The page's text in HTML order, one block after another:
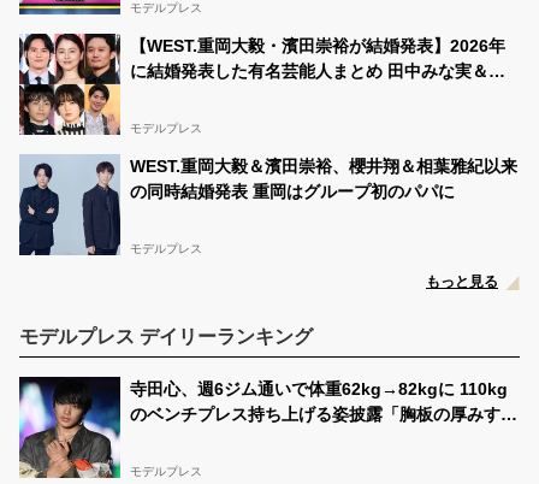
RT@yuna__5010: 前の投稿でRTしてくださった方ごめ
んなさい????????‍♀️ ハッシュタグが着いていなかったた
めまた1からになりまス、、！ またRTして下さると嬉し
いです???? 拡散もお願いします！#中一ミスコン #JCミ
スコン2021
ゆ な @yuna__5010
前の投稿でRTしてくださった方ごめんなさい????????‍♀️
ハッシュタグが着いていなかったためまた1からになりま
ス、、！ またRTして下さると嬉しいです???? 拡散もお
願いします！
https://t.co/MfV5ev6aQH
07/11 12:45:05
https://t.co/YEx5LakYKE
ゆ な @yuna__5010
07/11 09:54:47
ゆななさんに投票！
#中一ミスコン
https://t.co/YEx5LaCA9e
ゆ な @yuna__5010
モデルプレス
【WEST.重岡大毅・濱田崇裕が結婚発表】2026年
に結婚発表した有名芸能人まとめ 田中みな実＆亀
手ほか
モデルプレス
WEST.重岡大毅＆濱田崇裕、櫻井翔＆相葉雅紀以来
の同時結婚発表 重岡はグループ初のパパに
モデルプレス
もっと見る
モデルプレス デイリーランキング
寺田心、週6ジム通いで体重62kg→82kgに 110kg
のベンチプレス持ち上げる姿披露「胸板の厚みすご
モデルプレス